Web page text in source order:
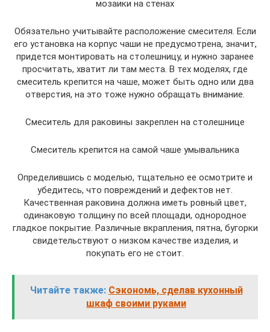
мозаики на стенах
Обязательно учитывайте расположение смесителя. Если
его установка на корпус чаши не предусмотрена, значит,
придется монтировать на столешницу, и нужно заранее
просчитать, хватит ли там места. В тех моделях, где
смеситель крепится на чаше, может быть одно или два
отверстия, на это тоже нужно обращать внимание.
Смеситель для раковины закреплен на столешнице
Смеситель крепится на самой чаше умывальника
Определившись с моделью, тщательно ее осмотрите и
убедитесь, что повреждений и дефектов нет.
Качественная раковина должна иметь ровный цвет,
одинаковую толщину по всей площади, однородное
гладкое покрытие. Различные вкрапления, пятна, бугорки
свидетельствуют о низком качестве изделия, и
покупать его не стоит.
Читайте также: Сэкономь, сделав кухонный
шкаф своими руками